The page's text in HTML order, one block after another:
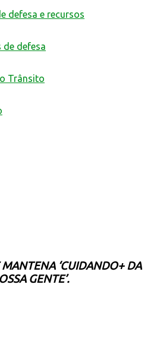
defesa e recursos
de defesa
Trânsito
MANTENA ‘CUIDANDO+ DA
GENTE’.